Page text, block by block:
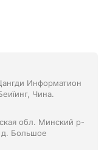
Информатион
Чина.
обл. Минский р-
д. Большое